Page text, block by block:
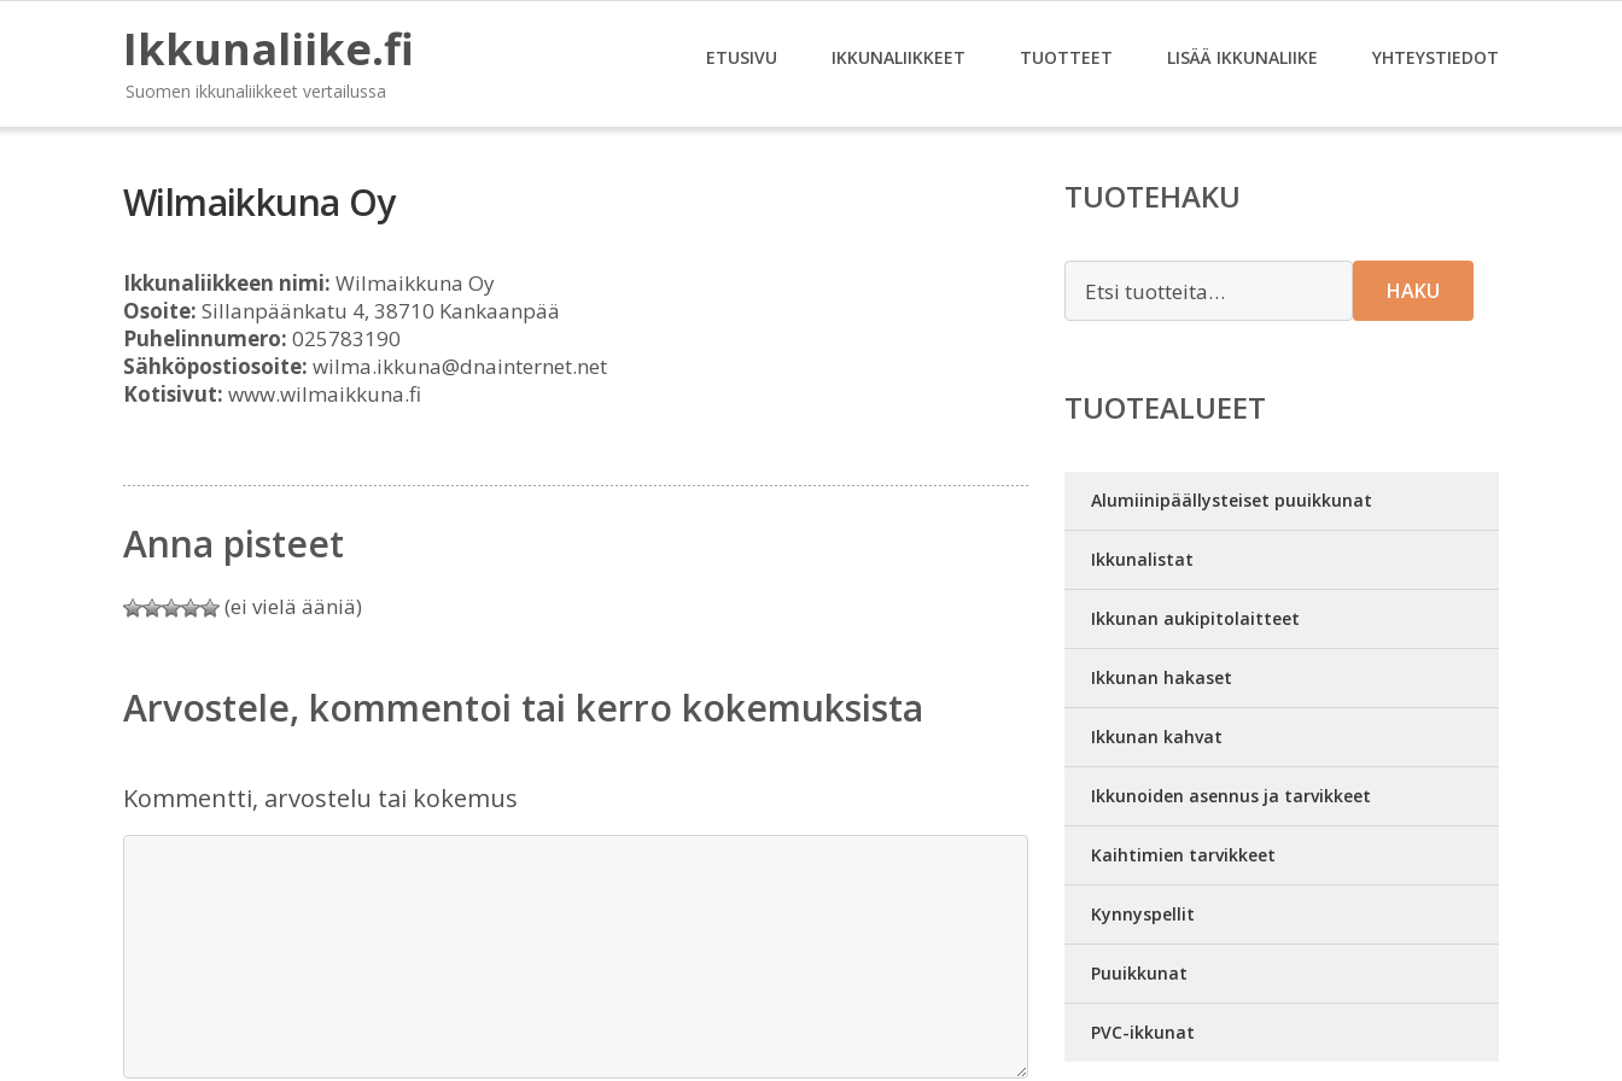
Ikkunaliike.fi
Suomen ikkunaliikkeet vertailussa
ETUSIVU IKKUNALIIKKEET TUOTTEET LISÄÄ IKKUNALIIKE YHTEYSTIEDOT
Wilmaikkuna Oy
Ikkunaliikkeen nimi: Wilmaikkuna Oy
Osoite: Sillanpäänkatu 4, 38710 Kankaanpää
Puhelinnumero: 025783190
Sähköpostiosoite: wilma.ikkuna@dnainternet.net
Kotisivut: www.wilmaikkuna.fi
Anna pisteet
(ei vielä ääniä)
Arvostele, kommentoi tai kerro kokemuksista
Kommentti, arvostelu tai kokemus
TUOTEHAKU
HAKU
TUOTEALUEET
Alumiinipäällysteiset puuikkunat
Ikkunalistat
Ikkunan aukipitolaitteet
Ikkunan hakaset
Ikkunan kahvat
Ikkunoiden asennus ja tarvikkeet
Kaihtimien tarvikkeet
Kynnyspellit
Puuikkunat
PVC-ikkunat